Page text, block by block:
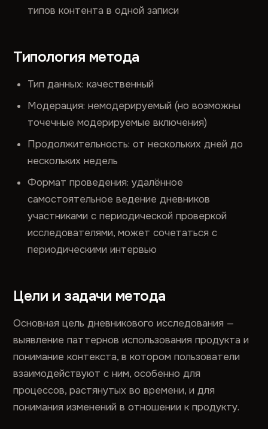
типов контента в одной записи
Типология метода
Тип данных: качественный
Модерация: немодерируемый (но возможны
точечные модерируемые включения)
Продолжительность: от нескольких дней до
нескольких недель
Формат проведения: удалённое
самостоятельное ведение дневников
участниками с периодической проверкой
исследователями, может сочетаться с
периодическими интервью
Цели и задачи метода
Основная цель дневникового исследования —
выявление паттернов использования продукта и
понимание контекста, в котором пользователи
взаимодействуют с ним, особенно для
процессов, растянутых во времени, и для
понимания изменений в отношении к продукту.